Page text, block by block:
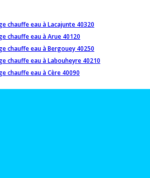
chauffe eau à Lacajunte 40320
chauffe eau à Arue 40120
chauffe eau à Bergouey 40250
chauffe eau à Labouheyre 40210
chauffe eau à Cère 40090